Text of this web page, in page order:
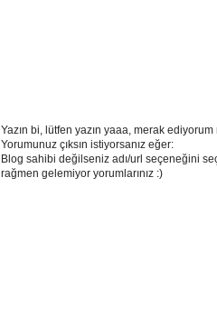
Yazın bi, lütfen yazın yaaa, merak
Yorumunuz çıksın istiyorsanız eğer:
Blog sahibi değilseniz adı/url seçeneğini
rağmen gelemiyor yorumlarınız :)